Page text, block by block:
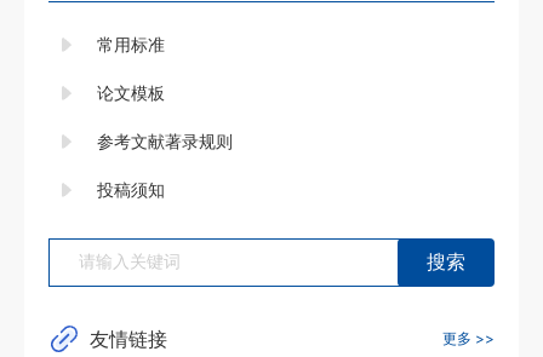
18
常用标准
论文模板
参考文献著录规则
投稿须知
更多 >>
友情链接